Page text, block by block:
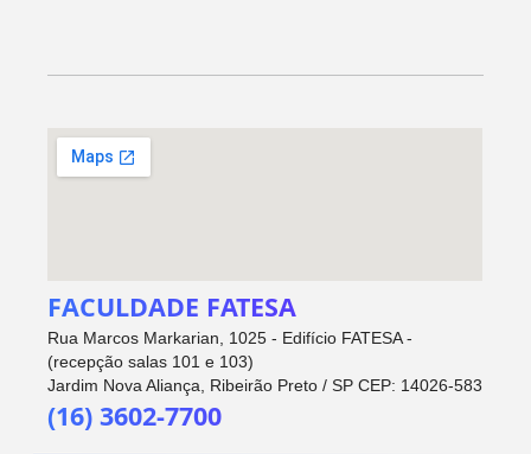
FACULDADE FATESA
Rua Marcos Markarian, 1025 - Edifício FATESA -
(recepção salas 101 e 103)
Jardim Nova Aliança, Ribeirão Preto / SP CEP: 14026-583
(16) 3602-7700